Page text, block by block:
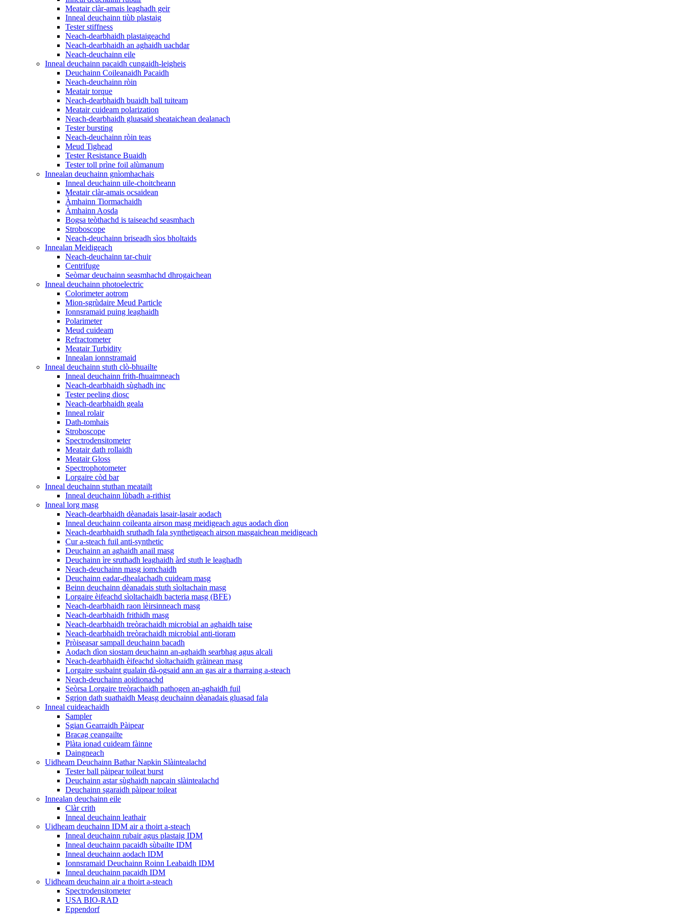
Meatair clàr-amais leaghadh geir
Inneal deuchainn tiùb plastaig
Tester stiffness
Neach-dearbhaidh plastaigeachd
Neach-dearbhaidh an aghaidh uachdar
Neach-deuchainn eile
Inneal deuchainn pacaidh cungaidh-leigheis
Deuchainn Coileanaidh Pacaidh
Neach-deuchainn ròin
Meatair torque
Neach-dearbhaidh buaidh ball tuiteam
Meatair cuideam polarization
Neach-dearbhaidh gluasaid sheataichean dealanach
Tester bursting
Neach-deuchainn ròin teas
Meud Tighead
Tester Resistance Buaidh
Tester toll prìne foil alùmanum
Innealan deuchainn gnìomhachais
Inneal deuchainn uile-choitcheann
Meatair clàr-amais ocsaidean
Àmhainn Tiormachaidh
Àmhainn Aosda
Bogsa teòthachd is taiseachd seasmhach
Stroboscope
Neach-deuchainn briseadh sìos bholtaids
Innealan Meidigeach
Neach-deuchainn tar-chuir
Centrifuge
Seòmar deuchainn seasmhachd dhrogaichean
Inneal deuchainn photoelectric
Colorimeter aotrom
Mion-sgrùdaire Meud Particle
Ionnsramaid puing leaghaidh
Polarimeter
Meud cuideam
Refractometer
Meatair Turbidity
Innealan ionnstramaid
Inneal deuchainn stuth clò-bhuailte
Inneal deuchainn frith-fhuaimneach
Neach-dearbhaidh sùghadh inc
Tester peeling diosc
Neach-dearbhaidh geala
Inneal rolair
Dath-tomhais
Stroboscope
Spectrodensitometer
Meatair dath rollaidh
Meatair Gloss
Spectrophotometer
Lorgaire còd bar
Inneal deuchainn stuthan meatailt
Inneal deuchainn lùbadh a-rithist
Inneal lorg masg
Neach-dearbhaidh dèanadais lasair-lasair aodach
Inneal deuchainn coileanta airson masg meidigeach agus aodach dìon
Neach-dearbhaidh sruthadh fala synthetigeach airson masgaichean meidigeach
Cur a-steach fuil anti-synthetic
Deuchainn an aghaidh anail masg
Deuchainn ìre sruthadh leaghaidh àrd stuth le leaghadh
Neach-deuchainn masg iomchaidh
Deuchainn eadar-dhealachadh cuideam masg
Beinn deuchainn dèanadais stuth sìoltachain masg
Lorgaire èifeachd sìoltachaidh bacteria masg (BFE)
Neach-dearbhaidh raon lèirsinneach masg
Neach-dearbhaidh frithidh masg
Neach-dearbhaidh treòrachaidh microbial an aghaidh taise
Neach-dearbhaidh treòrachaidh microbial anti-tioram
Pròiseasar sampall deuchainn bacadh
Aodach dìon siostam deuchainn an-aghaidh searbhag agus alcali
Neach-dearbhaidh èifeachd sìoltachaidh gràinean masg
Lorgaire susbaint gualain dà-ogsaid ann an gas air a tharraing a-steach
Neach-deuchainn aoidionachd
Seòrsa Lorgaire treòrachaidh pathogen an-aghaidh fuil
Sgrion dath suathaidh Measg deuchainn dèanadais gluasad fala
Inneal cuideachaidh
Sampler
Sgian Gearraidh Pàipear
Bracag ceangailte
Plàta ionad cuideam fàinne
Daingneach
Uidheam Deuchainn Bathar Napkin Slàintealachd
Tester ball pàipear toileat burst
Deuchainn astar sùghaidh napcain slàintealachd
Deuchainn sgaraidh pàipear toileat
Innealan deuchainn eile
Clàr crith
Inneal deuchainn leathair
Uidheam deuchainn IDM air a thoirt a-steach
Inneal deuchainn rubair agus plastaig IDM
Inneal deuchainn pacaidh sùbailte IDM
Inneal deuchainn aodach IDM
Ionnsramaid Deuchainn Roinn Leabaidh IDM
Inneal deuchainn pacaidh IDM
Uidheam deuchainn air a thoirt a-steach
Spectrodensitometer
USA BIO-RAD
Eppendorf